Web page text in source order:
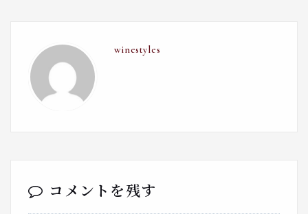
winestyles
コメントを残す